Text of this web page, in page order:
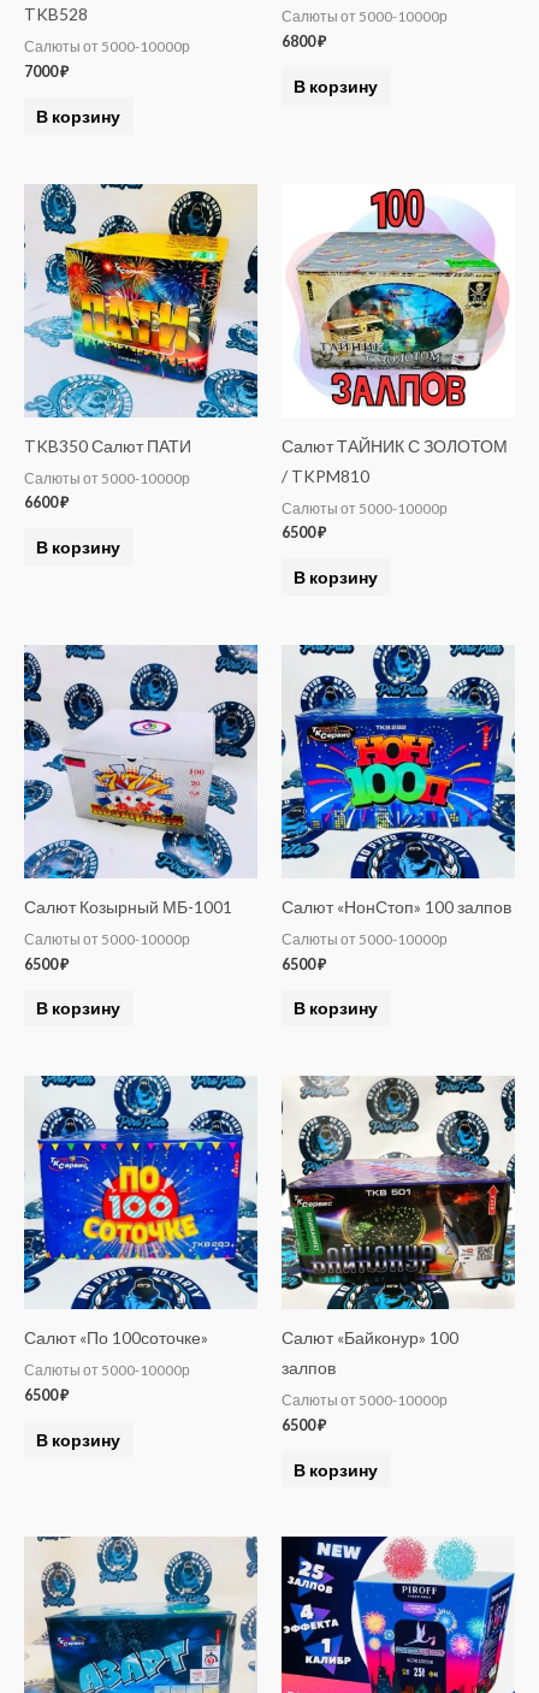
TKB528
Салюты от 5000-10000р
7000₽
В корзину
Салюты от 5000-10000р
6800₽
В корзину
TKB350 Салют ПАТИ
Салюты от 5000-10000р
6600₽
В корзину
Салют ТАЙНИК С ЗОЛОТОМ
/ TKPM810
Салюты от 5000-10000р
6500₽
В корзину
Салют Козырный МБ-1001
Салюты от 5000-10000р
6500₽
В корзину
Салют «НонСтоп» 100 залпов
Салюты от 5000-10000р
6500₽
В корзину
Салют «По 100соточке»
Салюты от 5000-10000р
6500₽
В корзину
Салют «Байконур» 100
залпов
Салюты от 5000-10000р
6500₽
В корзину